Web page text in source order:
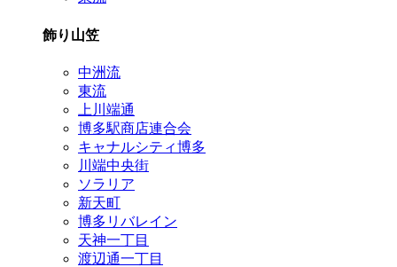
飾り山笠
中洲流
東流
上川端通
博多駅商店連合会
キャナルシティ博多
川端中央街
ソラリア
新天町
博多リバレイン
天神一丁目
渡辺通一丁目